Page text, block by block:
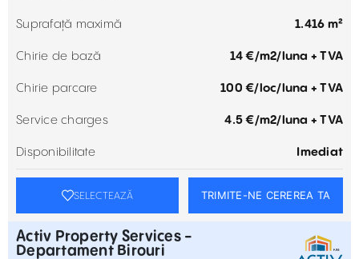
Suprafață maximă 1.416 m²
Chirie de bază 14 €/m2/luna + TVA
Chirie parcare 100 €/loc/luna + TVA
Service charges 4.5 €/m2/luna + TVA
Disponibilitate Imediat
SELECTEAZĂ TRIMITE-NE CEREREA TA
Activ Property Services -
Departament Birouri